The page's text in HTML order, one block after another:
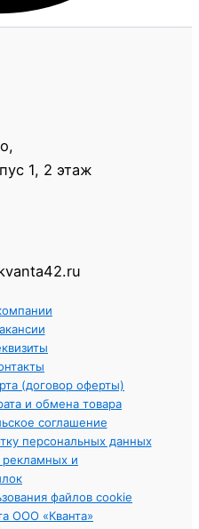
1, 2 этаж
(договор оферты)
и обмена товара
соглашение
персональных данных
рекламных и
файлов cookie
ООО «Кванта»